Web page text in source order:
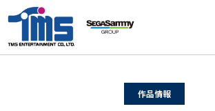
作品情報